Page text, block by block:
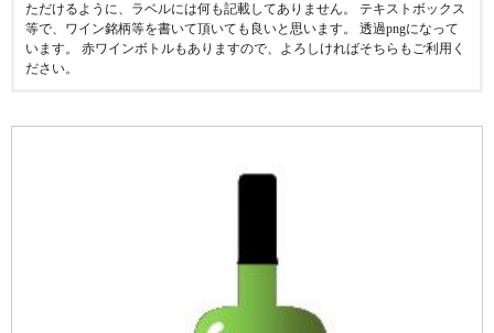
ただけるように、ラベルには何も記載してありません。 テキストボックス
等で、ワイン銘柄等を書いて頂いても良いと思います。 透過pngになって
います。 赤ワインボトルもありますので、よろしければそちらもご利用く
ださい。